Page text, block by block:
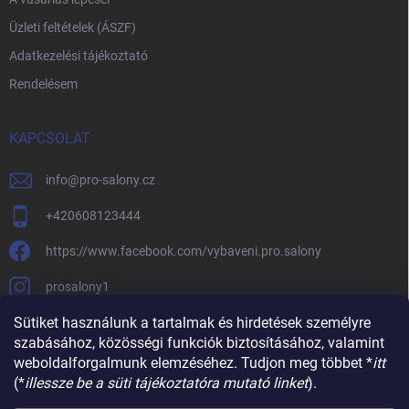
Sütiket használunk a tartalmak és hirdetések személyre
szabásához, közösségi funkciók biztosításához, valamint
weboldalforgalmunk elemzéséhez. Tudjon meg többet *itt
(*illessze be a süti tájékoztatóra mutató linket).
Üzleti feltételek (ÁSZF)
Adatkezelési tájékoztató
Rendelésem
KAPCSOLAT
info@pro-salony.cz
+420608123444
https://www.facebook.com/vybaveni.pro.salony
prosalony1